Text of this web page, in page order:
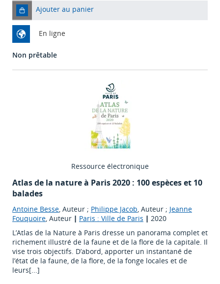
Ajouter au panier
En ligne
Non prêtable
Ressource électronique
Atlas de la nature à Paris 2020 : 100 espèces et 10
balades
Antoine Besse, Auteur ; Philippe Jacob, Auteur ; Jeanne
Fouquoire, Auteur | Paris : Ville de Paris | 2020
L’Atlas de la Nature à Paris dresse un panorama complet et
richement illustré de la faune et de la flore de la capitale. Il
vise trois objectifs. D’abord, apporter un instantané de
l’état de la faune, de la flore, de la fonge locales et de
leurs[...]